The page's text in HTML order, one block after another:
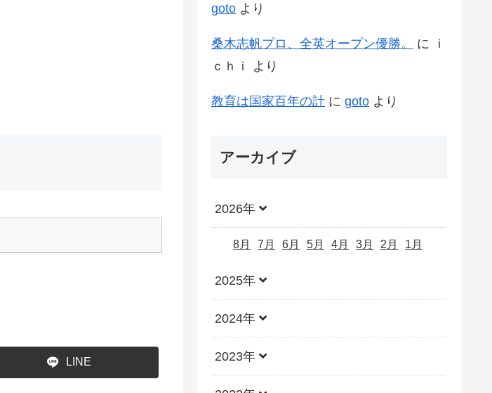
LINE
goto より
桑木志帆プロ、全英オープン優勝。 に
ｉ
ｃｈｉ
より
教育は国家百年の計 に goto より
アーカイブ
2026年
8月 7月 6月 5月 4月 3月 2月 1月
2025年
2024年
2023年